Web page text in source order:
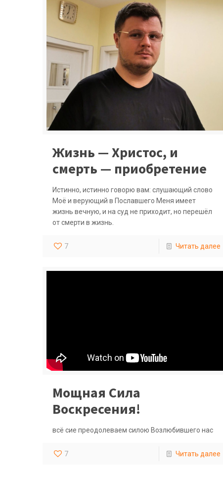
Жизнь — Христос, и
смерть — приобретение
Истинно, истинно говорю вам: слушающий слово
Моё и верующий в Пославшего Меня имеет
жизнь вечную, и на суд не приходит, но перешёл
от смерти в жизнь.
7 Читать далее
Мощная Сила
Воскресения!
всё сие преодолеваем силою Возлюбившего нас
7 Читать далее